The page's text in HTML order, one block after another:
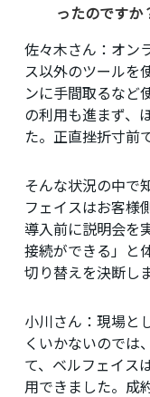
ったのですか
佐々木さん： オン
ス以外のツールを
ンに手間取るなど
の利用も進まず、
た。正直挫折寸前
そんな状況の中で
フェイスはお客様
導入前に説明会を
接続ができる」と
切り替えを決断し
小川さん：現場と
くいかないのでは
て、ベルフェイス
用できました。成